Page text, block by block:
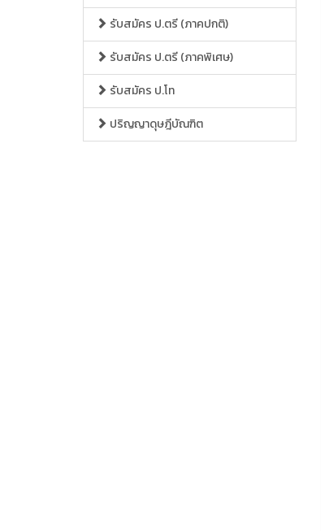
รับสมัคร ป.ตรี (ภาคปกติ)
รับสมัคร ป.ตรี (ภาคพิเศษ)
รับสมัคร ป.โท
ปริญญาดุษฎีบัณฑิต